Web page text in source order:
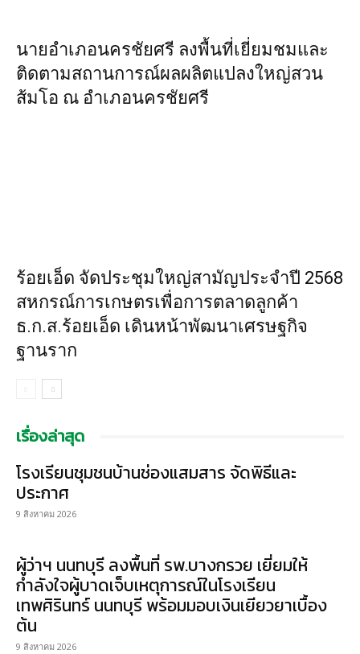
นายอำเภอนครชัยศรี ลงพื้นที่เยี่ยมชมและ
ติดตามสถานการณ์ผลผลิตแปลงใหญ่สวน
ส้มโอ ณ อำเภอนครชัยศรี
ร้อยเอ็ด จัดประชุมใหญ่สามัญประจำปี 2568
สหกรณ์การเกษตรเพื่อการตลาดลูกค้า
ธ.ก.ส.ร้อยเอ็ด เดินหน้าพัฒนาเศรษฐกิจ
ฐานราก
เรื่องล่าสุด
โรงเรียนชุมชนบ้านช่องแสมสาร จัดพิธีและ
ประกาศ
9 สิงหาคม 2026
ผู้ว่าฯ นนทบุรี ลงพื้นที่ รพ.บางกรวย เยี่ยมให้
กำลังใจผู้บาดเจ็บเหตุการณ์ในโรงเรียน
เทพศิรินทร์ นนทบุรี พร้อมมอบเงินเยียวยาเบื้อง
ต้น
9 สิงหาคม 2026